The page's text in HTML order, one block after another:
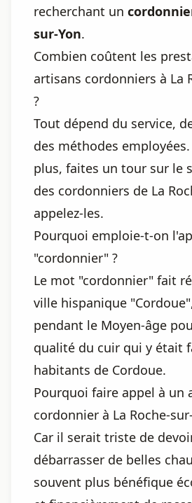
recherchant un
sur-Yon.
Combien coûtent les
artisans cordonniers à La
?
Tout dépend du service,
des méthodes
plus, faites un tour sur le
des cordonniers de La
appelez-les.
Pourquoi emploie-t-on
"cordonnier" ?
Le mot "cordonnier" fait
ville hispanique
pendant le Moyen-âge
qualité du cuir qui y était
habitants de Cordoue.
Pourquoi faire appel à un
cordonnier à La Roche-
Car il serait triste de
débarrasser de belles
souvent plus bénéfique